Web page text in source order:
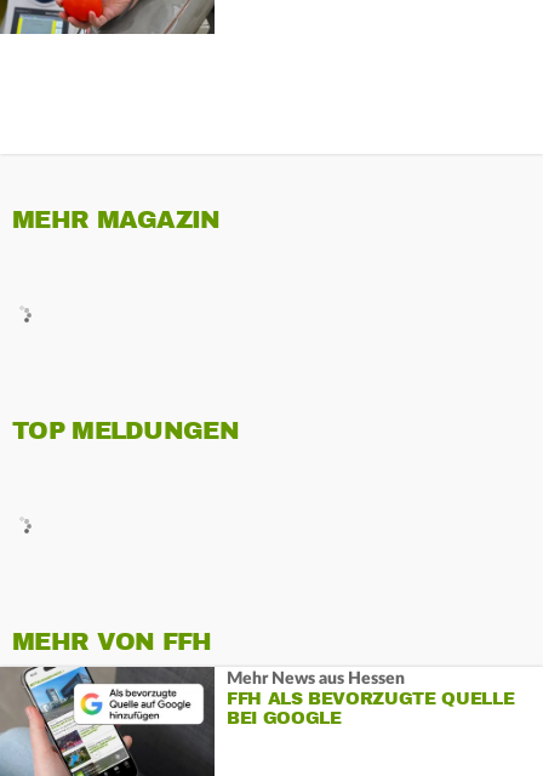
MEHR MAGAZIN
TOP MELDUNGEN
MEHR VON FFH
Mehr News aus Hessen
FFH ALS BEVORZUGTE QUELLE
BEI GOOGLE